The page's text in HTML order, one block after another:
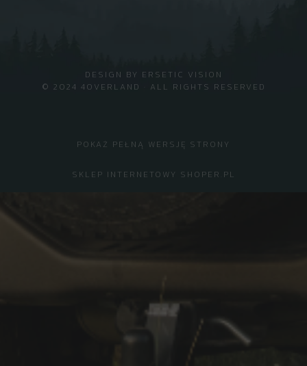
© 2024 4OVERLAND · ALL RIGHTS RESERVED
DESIGN BY ERSETIC VISION
POKAŻ PEŁNĄ WERSJĘ STRONY
SKLEP INTERNETOWY SHOPER.PL